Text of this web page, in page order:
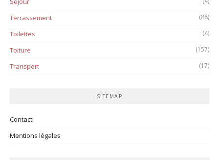
Terrassement (88)
Toilettes (4)
Toiture (157)
Transport (17)
SITEMAP
Contact
Mentions légales